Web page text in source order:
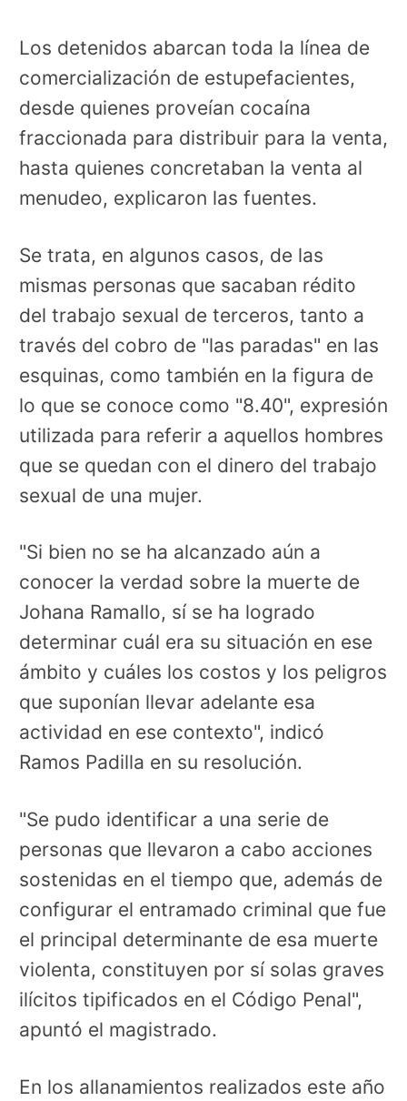
Los detenidos abarcan toda la línea de
comercialización de estupefacientes,
desde quienes proveían cocaína
fraccionada para distribuir para la venta,
hasta quienes concretaban la venta al
menudeo, explicaron las fuentes.
Se trata, en algunos casos, de las
mismas personas que sacaban rédito
del trabajo sexual de terceros, tanto a
través del cobro de "las paradas" en las
esquinas, como también en la figura de
lo que se conoce como "8.40", expresión
utilizada para referir a aquellos hombres
que se quedan con el dinero del trabajo
sexual de una mujer.
"Si bien no se ha alcanzado aún a
conocer la verdad sobre la muerte de
Johana Ramallo, sí se ha logrado
determinar cuál era su situación en ese
ámbito y cuáles los costos y los peligros
que suponían llevar adelante esa
actividad en ese contexto", indicó
Ramos Padilla en su resolución.
"Se pudo identificar a una serie de
personas que llevaron a cabo acciones
sostenidas en el tiempo que, además de
configurar el entramado criminal que fue
el principal determinante de esa muerte
violenta, constituyen por sí solas graves
ilícitos tipificados en el Código Penal",
apuntó el magistrado.
En los allanamientos realizados este año